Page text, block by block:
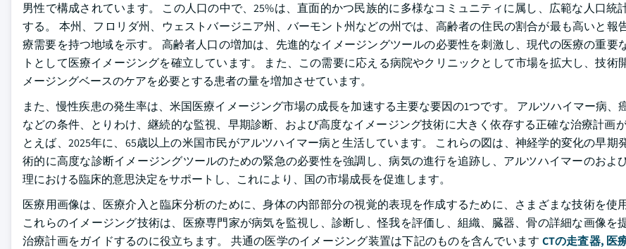
男性で構成されています。 この人口の中で、25%は、直面的かつ民族的に多様なコミュニティに属し、広範な人口統
する。 本州、フロリダ州、ウェストバージニア州、バーモント州などの州では、高齢者の住民の割合が最も高いと報
療需要を持つ地域を示す。 高齢者人口の増加は、先進的なイメージングツールの必要性を刺激し、現代の医療の重要
トとして医療イメージングを確立しています。 また、この需要に応える病院やクリニックとして市場を拡大し、技術
メージングベースのケアを必要とする患者の量を増加させています。
また、慢性疾患の発生率は、米国医療イメージング市場の成長を加速する主要な要因の1つです。 アルツハイマー病、
などの条件、とりわけ、継続的な監視、早期診断、および高度なイメージング技術に大きく依存する正確な治療計画
とえば、2025年に、65歳以上の米国市民がアルツハイマー病と生活しています。 これらの図は、神経学的変化の早期
術的に高度な診断イメージングツールのための緊急の必要性を強調し、病気の進行を追跡し、アルツハイマーのおよ
理における臨床的意思決定をサポートし、これにより、国の市場成長を促進します。
医療用画像は、医療介入と臨床分析のために、身体の内部部分の視覚的表現を作成するために、さまざまな技術を使
これらのイメージング技術は、医療専門家が病気を監視し、診断し、怪我を評価し、組織、臓器、骨の詳細な画像を
治療計画をガイドするのに役立ちます。 共通の医学のイメージング装置は下記のものを含んでいます CTの走査器, 医